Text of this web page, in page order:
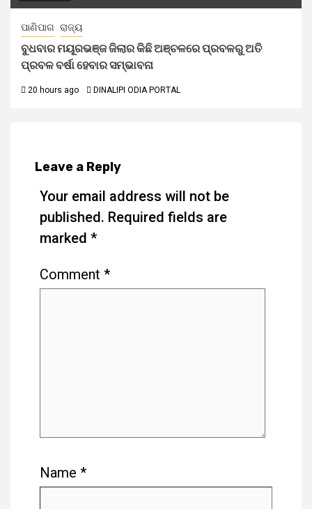
ପାଣିପାଗ ରାଜ୍ୟ
ବୁଧବାର ମୟୂରଭଞ୍ଜ ଜିଲାର କିଛି ଅଞ୍ଚଳରେ ପ୍ରବଳରୁ ଅତି
ପ୍ରବଳ ବର୍ଷା ହେବାର ସମ୍ଭାବନା
20 hours ago DINALIPI ODIA PORTAL
Leave a Reply
Your email address will not be
published. Required fields are
marked *
Comment *
Name *